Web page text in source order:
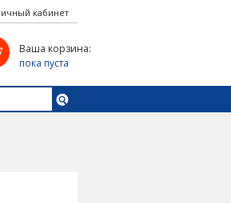
кабинет
Ваша корзина:
пока пуста